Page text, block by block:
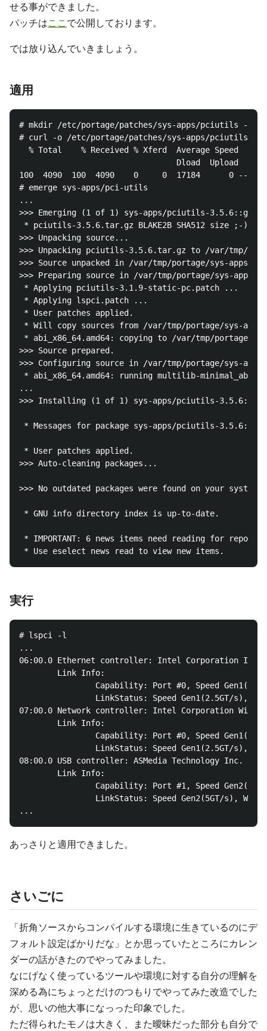
せる事ができました。
パッチはここ で公開しております。
では放り込んでいきましょう。
適用
# mkdir /etc/portage/patches/sys-apps/pciutils -p
# curl -o /etc/portage/patches/sys-apps/pciutils/
% Total    % Received % Xferd  Average Speed
Dload  Upload
100  4090  100  4090    0     0  17184      0 --
# emerge sys-apps/pci-utils
...
>>> Emerging (1 of 1) sys-apps/pciutils-
* pciutils-3.5.6.tar.gz BLAKE2B
>>> Unpacking source...
>>> Unpacking pciutils-3.5.6.tar.gz to /var/tmp/
>>> Source unpacked in /var/tmp/portage/sys-apps/
>>> Preparing source in /var/tmp/portage/sys-
* Applying pciutils-3.1.9-static-
* Applying lspci.patch ...
* User patches applied.
* Will copy sources from /var/tmp/portage/sys-
* abi_x86_64.amd64: copying to /var/tmp/portage/
>>> Source prepared.
>>> Configuring source in /var/tmp/portage/sys-
* abi_x86_64.amd64: running multilib-
...
>>> Installing (1 of 1) sys-apps/pciutils-
* Messages for package sys-apps/pciutils-3.5.6:
* User patches applied.
>>> Auto-cleaning packages...
>>> No outdated packages were found on your system.
* GNU info directory index is up-to-date.
* IMPORTANT: 6 news items need reading for
実行
# lspci -l
...
06:00.0 Ethernet controller: Intel Corporation I211
        Link Info:
Capability: Port #0, Speed
LinkStatus: Speed Gen1(2.5GT/s),
07:00.0 Network controller: Intel Corporation
        Link Info:
Capability: Port #0, Speed
LinkStatus: Speed Gen1(2.5GT/s),
08:00.0 USB controller: ASMedia Technology Inc.
        Link Info:
Capability: Port #1, Speed
LinkStatus: Speed Gen2(5GT/s),
あっさりと適用できました。
さいごに
「折角ソースからコンパイルする環境に生きているのにデ
フォルト設定ばかりだな」とか思っていたところにカレン
ダーの話がきたのでやってみました。
なにげなく使っているツールや環境に対する自分の理解を
深める為にちょっとだけのつもりでやってみた改造でした
が、思いの他大事になっった印象でした。
ただ得られたモノは大きく、また曖昧だった部分も自分で